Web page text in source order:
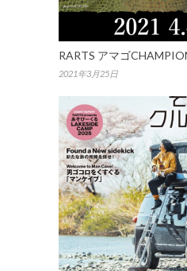
RARTS アマゴ
2021年3月25日